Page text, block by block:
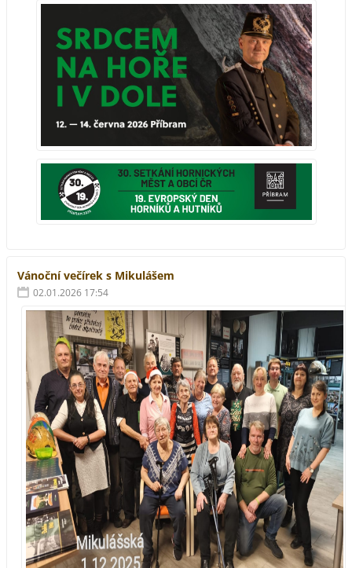
Vánoční večírek s Mikulášem
02.01.2026 17:54